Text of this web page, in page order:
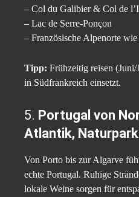
– Col du Galibier & Col de
– Lac de Serre-Ponçon
– Französische Alpenorte
Tipp: Frühzeitig reisen
in Südfrankreich einsetzt.
5. Portugal von
Atlantik,
Von Porto bis zur Algarve
echte Portugal. Ruhige
lokale Weine sorgen für